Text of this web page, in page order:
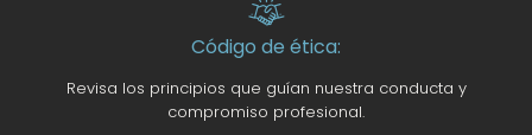
Código de ética:
Revisa los principios que guían nuestra conducta y
compromiso profesional.